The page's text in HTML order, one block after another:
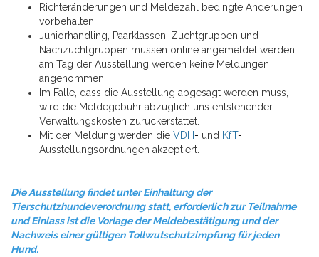
Richteränderungen und Meldezahl bedingte Änderungen
vorbehalten.
Juniorhandling, Paarklassen, Zuchtgruppen und
Nachzuchtgruppen müssen online angemeldet werden,
am Tag der Ausstellung werden keine Meldungen
angenommen.
Im Falle, dass die Ausstellung abgesagt werden muss,
wird die Meldegebühr abzüglich uns entstehender
Verwaltungskosten zurückerstattet.
Mit der Meldung werden die VDH- und KfT-
Ausstellungsordnungen akzeptiert.
Die Ausstellung findet unter Einhaltung der
Tierschutzhundeverordnung statt, erforderlich zur Teilnahme
undEinlass ist die Vorlage der Meldebestätigung und der
Nachweis einer gültigen Tollwutschutzimpfung für jeden
Hund.